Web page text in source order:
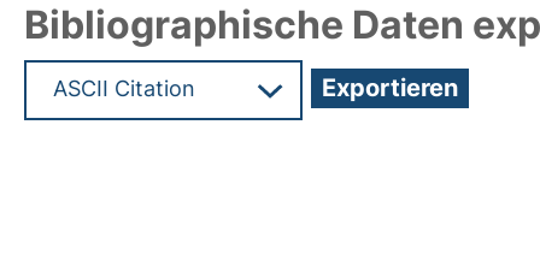
Bibliographische Daten